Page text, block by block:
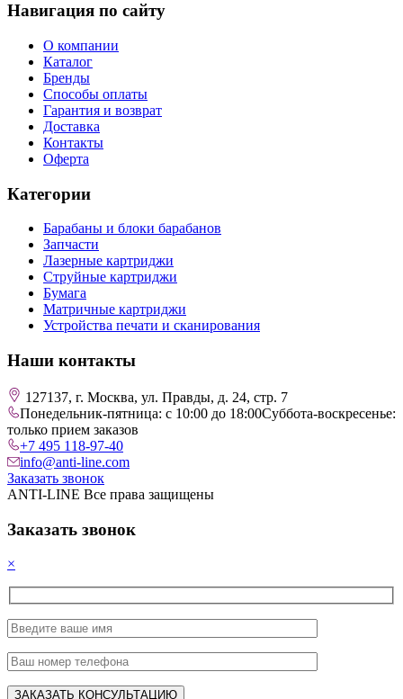
Навигация по сайту
О компании
Каталог
Бренды
Способы оплаты
Гарантия и возврат
Доставка
Контакты
Оферта
Категории
Барабаны и блоки барабанов
Запчасти
Лазерные картриджи
Струйные картриджи
Бумага
Матричные картриджи
Устройства печати и сканирования
Наши контакты
127137, г. Москва, ул. Правды, д. 24, стр. 7
Понедельник-пятница: с 10:00 до 18:00Суббота-воскресенье:
только прием заказов
+7 495 118-97-40
info@anti-line.com
Заказать звонок
ANTI-LINE Все права защищены
Заказать звонок
×